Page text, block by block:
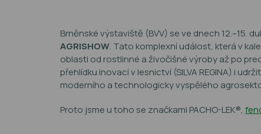
Brněnské výstaviště (BVV) se ve dnech 12.–15.
AGRISHOW. Tato komplexní událost, která v
oblasti od rostlinné a živočišné výroby až po
přehlídku inovací v lesnictví (SILVA REGINA) i
moderního a technologicky vyspělého
Proto jsme u toho se značkami PACHO-LEK®,